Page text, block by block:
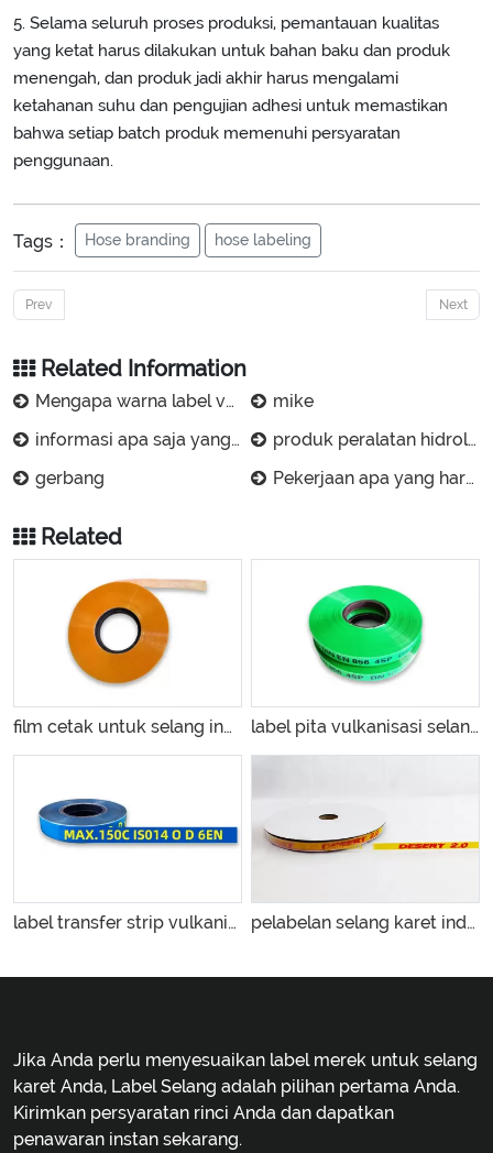
5. Selama seluruh proses produksi, pemantauan kualitas
yang ketat harus dilakukan untuk bahan baku dan produk
menengah, dan produk jadi akhir harus mengalami
ketahanan suhu dan pengujian adhesi untuk memastikan
bahwa setiap batch produk memenuhi persyaratan
penggunaan.
Tags： Hose branding hose labeling
Prev Next
Related Information
Mengapa warna label vulkanisasi selang karet terkelupas saat film terkelupas?
mike
informasi apa saja yang terdapat pada label selang karet?
produk peralatan hidrolik manuli (suzhou) co., ltd.
gerbang
Pekerjaan apa yang harus dilakukan sebelum mencetak label selang hidrolik?
Related
film cetak untuk selang industri label pita vulkanisasi selang
label transfer strip vulkanisir berwarna pelabelan selang karet industri
Jika Anda perlu menyesuaikan label merek untuk selang
karet Anda, Label Selang adalah pilihan pertama Anda.
Kirimkan persyaratan rinci Anda dan dapatkan
penawaran instan sekarang.